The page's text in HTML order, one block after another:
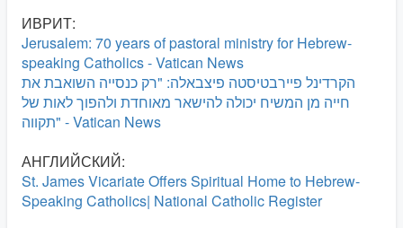
ИВРИТ:
Jerusalem: 70 years of pastoral ministry for Hebrew-
speaking Catholics - Vatican News
הקרדינל פיירבטיסטה פיצבאלה: "רק כנסייה השואבת את
חייה מן המשיח יכולה להישאר מאוחדת ולהפוך לאות של
תקווה" - Vatican News
АНГЛИЙСКИЙ:
St. James Vicariate Offers Spiritual Home to Hebrew-
Speaking Catholics| National Catholic Register